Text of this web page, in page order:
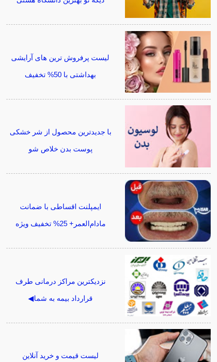
لیست پرفروش ترین های آرایشی
بهداشتی با 50% تخفیف
با جدیدترین محصول از شر خشکی
پوست بدن خلاص شو
ایمپلنت اقساطی با ضمانت
مادام‌العمر+ 25% تخفیف ویژه
نزدیکترین مراکز درمانی طرف
قرارداد بیمه به شما◀
لیست قیمت و خرید آنلاین